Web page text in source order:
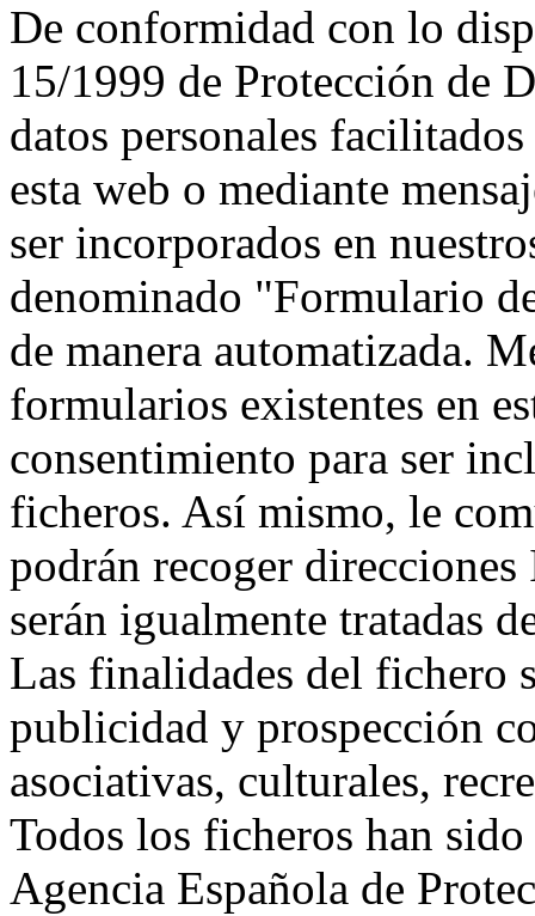
De conformidad con lo
15/1999 de Protección de
datos personales
esta web o mediante
ser incorporados en
denominado "Formulario
de manera automatizada.
formularios existentes en
consentimiento para ser
ficheros. Así mismo, le
podrán recoger
serán igualmente tratadas
Las finalidades del fichero
publicidad y prospección
asociativas, culturales,
Todos los ficheros han
Agencia Española de